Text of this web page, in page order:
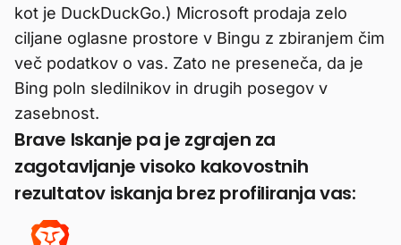
kot je DuckDuckGo.) Microsoft prodaja zelo
ciljane oglasne prostore v Bingu z zbiranjem čim
več podatkov o vas. Zato ne preseneča, da je
Bing poln sledilnikov in drugih posegov v
zasebnost.
Brave Iskanje pa je zgrajen za
zagotavljanje visoko kakovostnih
rezultatov iskanja brez profiliranja vas: